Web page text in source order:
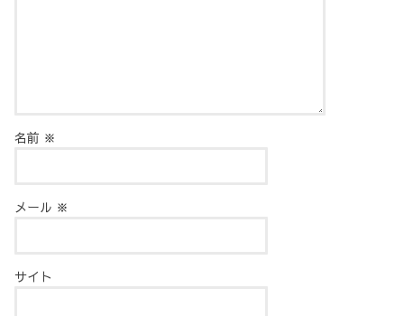
名前 ※
メール ※
サイト